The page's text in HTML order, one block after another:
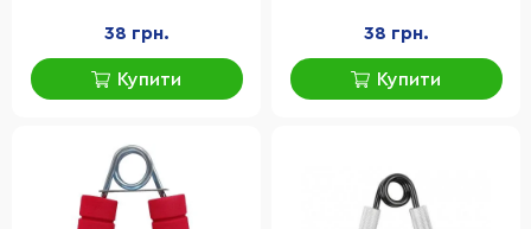
38 грн.
Купити
38 грн.
Купити